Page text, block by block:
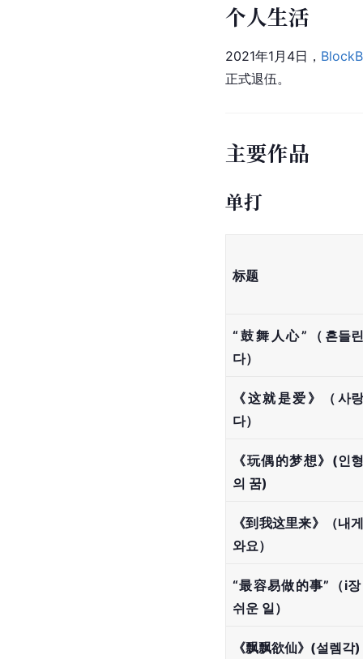
个人生活
2021年1月4日， BlockB
正式退伍。
主要作品
单打
标题
“鼓舞人心”（흔들린
다）
《这就是爱》（사랑֗
다）
《玩偶的梦想》(인형
의 꿈)
《到我这里来》（내게
와요）
“最容易做的事”（і장
쉬운 일）
《飘飘欲仙》(설렘각)